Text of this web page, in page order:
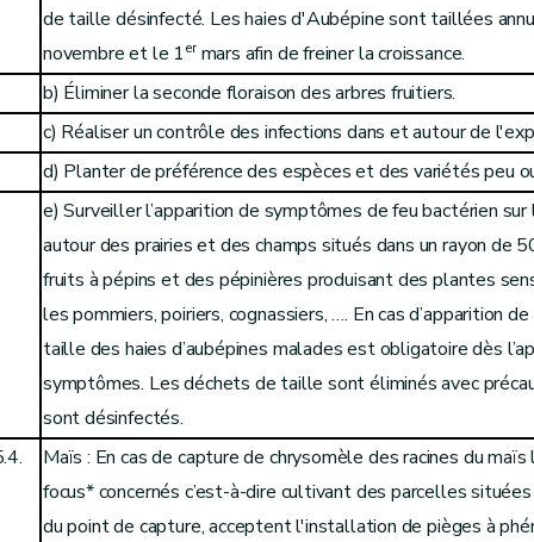
de taille désinfecté. Les haies d'Aubépine sont taillées
novembre et le 1ermars afin de freiner la croissance.
b) Éliminer la seconde floraison des arbres fruitiers.
c) Réaliser un contrôle des infections dans et autour de
d) Planter de préférence des espèces et des variétés peu
e) Surveiller l’apparition de symptômes de feu bactérien sur
autour des prairies et des champs situés dans un rayon de
fruits à pépins et des pépinières produisant des plantes
les pommiers, poiriers, cognassiers, …. En cas d’apparition
taille des haies d’aubépines maladesest obligatoire dès
symptômes. Les déchets de taille sont éliminés avec
sont désinfectés.
Maïs : En cas de capture de chrysomèle des racines du
focus* concernés c’est-à-dire cultivant des parcelles
du point de capture, acceptent l'installation de pièges à